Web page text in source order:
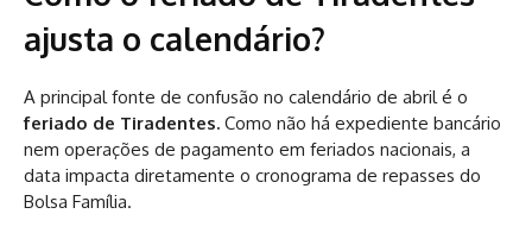
ajusta o calendário?
A principal fonte de confusão no calendário de abril é o
feriado de Tiradentes. Como não há expediente bancário
nem operações de pagamento em feriados nacionais, a
data impacta diretamente o cronograma de repasses do
Bolsa Família.